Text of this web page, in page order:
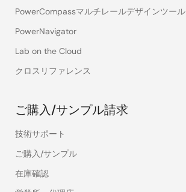
PowerCompassマルチレールデザインツール
PowerNavigator
Lab on the Cloud
クロスリファレンス
ご購入/サンプル請求
技術サポート
ご購入/サンプル
在庫確認